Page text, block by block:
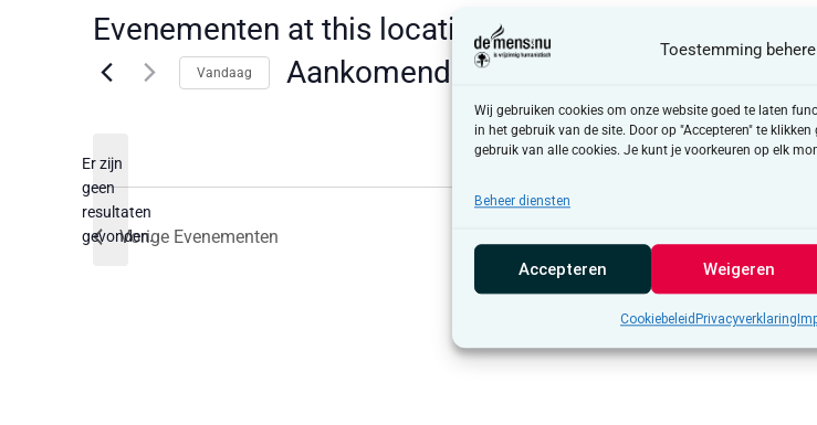
Toestemming
Wij gebruiken cookies om onze website goed te laten
in het gebruik van de site. Door op "Accepteren" te
gebruik van alle cookies. Je kunt je voorkeuren op elk
Beheer diensten
Accepteren Weigeren
Cookiebeleid Privacyverklaring
Evenementen at this locatie
Bericht
Er zijn
geen
resultaten
gevonden.
Vandaag Aankomende
Vorige Evenementen